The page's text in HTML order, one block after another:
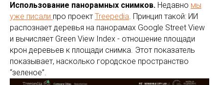
Использование панорамных снимков. Недавно мы
уже писали про проект Treepedia. Принцип такой: ИИ
распознает деревья на панорамах Google Street View
и вычисляет Green View Index - отношение площади
крон деревьев к площади снимка. Этот показатель
показывает, насколько городское пространство
“зеленое”.